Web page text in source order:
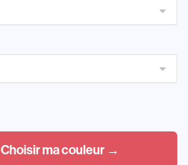
Choisir ma couleur →